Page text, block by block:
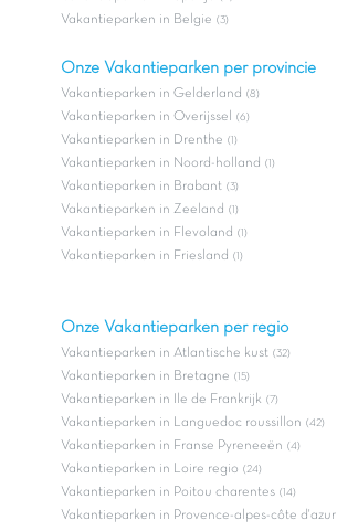
Vakantieparken in Belgie (3)
Onze Vakantieparken per provincie
Vakantieparken in Gelderland (8)
Vakantieparken in Overijssel (6)
Vakantieparken in Drenthe (1)
Vakantieparken in Noord-holland (1)
Vakantieparken in Brabant (3)
Vakantieparken in Zeeland (1)
Vakantieparken in Flevoland (1)
Vakantieparken in Friesland (1)
Onze Vakantieparken per regio
Vakantieparken in Atlantische kust (32)
Vakantieparken in Bretagne (15)
Vakantieparken in Ile de Frankrijk (7)
Vakantieparken in Languedoc roussillon (42)
Vakantieparken in Franse Pyreneeën (4)
Vakantieparken in Loire regio (24)
Vakantieparken in Poitou charentes (14)
Vakantieparken in Provence-alpes-côte d'azur